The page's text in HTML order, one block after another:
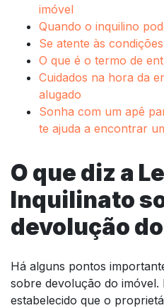
imóvel
Quando o inquilino
Se atente às
O que é o termo de
Cuidados na hora da
alugado
Sonha com um apê
te ajuda a encontrar
O que diz a
Inquilinato
devolução
Há alguns pontos
sobre devolução do
estabelecido que o